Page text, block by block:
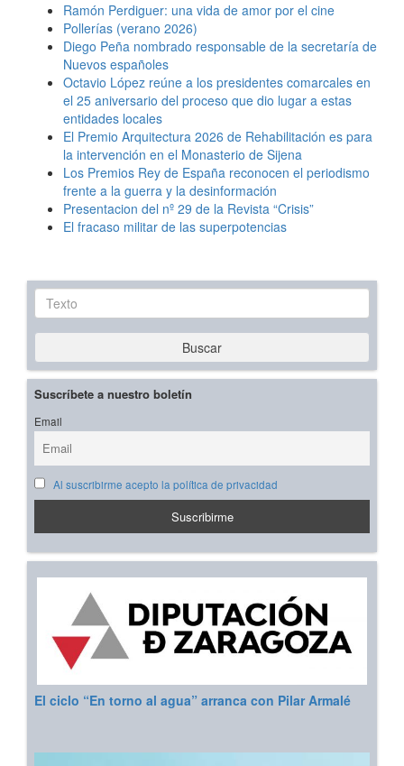
Ramón Perdiguer: una vida de amor por el cine
Pollerías (verano 2026)
Diego Peña nombrado responsable de la secretaría de
Nuevos españoles
Octavio López reúne a los presidentes comarcales en
el 25 aniversario del proceso que dio lugar a estas
entidades locales
El Premio Arquitectura 2026 de Rehabilitación es para
la intervención en el Monasterio de Sijena
Los Premios Rey de España reconocen el periodismo
frente a la guerra y la desinformación
Presentacion del nº 29 de la Revista “Crisis”
El fracaso militar de las superpotencias
Texto
Buscar
Suscríbete a nuestro boletín
Email
Al suscribirme acepto la política de privacidad
El ciclo “En torno al agua” arranca con Pilar Armalé